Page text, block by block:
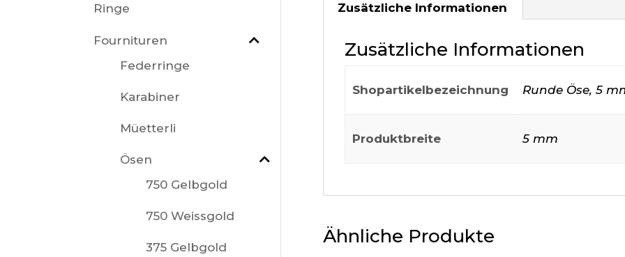
Zusätzliche Informationen
Zusätzliche Informationen
Shopartikelbezeichnung Runde Öse, 5
Produktbreite 5 mm
Ähnliche Produkte
Ringe
Fournituren
Federringe
Karabiner
Müetterli
Ösen
750 Gelbgold
750 Weissgold
375 Gelbgold